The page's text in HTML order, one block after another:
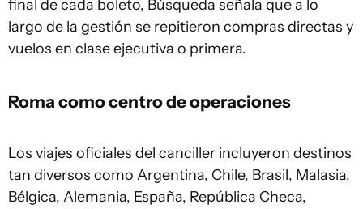
final de cada boleto, Búsqueda señala que a lo
largo de la gestión se repitieron compras directas y
vuelos en clase ejecutiva o primera.
Roma como centro de operaciones
Los viajes oficiales del canciller incluyeron destinos
tan diversos como Argentina, Chile, Brasil, Malasia,
Bélgica, Alemania, España, República Checa,